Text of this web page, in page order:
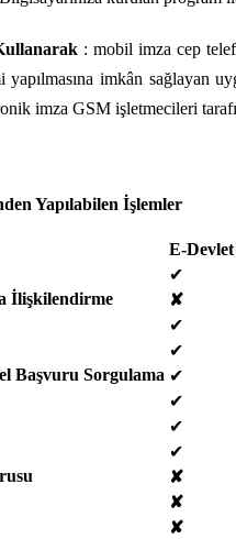
: mobil imza cep
imkân sağlayan
imza GSM işletmecileri
Yapılabilen İşlemler
E-
✔
İlişkilendirme
✘
✔
✔
Başvuru Sorgulama ✔
✔
✔
✔
✘
✘
✘